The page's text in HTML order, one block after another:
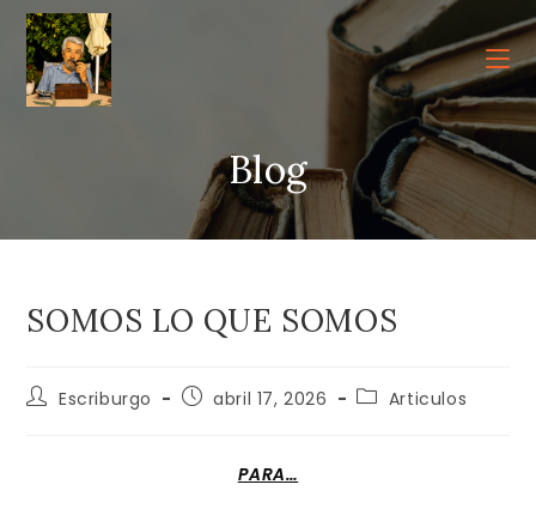
contenido
Blog
SOMOS LO QUE SOMOS
AutorEscriburgo
Publicación
entrada:
abril 17, 2026
Categoría
Articulos
PARA…